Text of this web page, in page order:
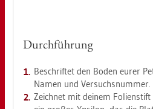
Durch­füh­rung
Be­schrif­tet den Boden eurer
Namen und Ver­suchs­num­mer.
Zeich­net mit dei­nem